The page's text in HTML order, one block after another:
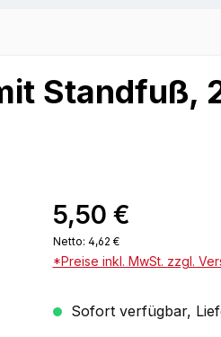
Standfuß,
5,50 €
Netto: 4,62 €
*Preise inkl. MwSt. zzgl.
Sofort verfügbar,